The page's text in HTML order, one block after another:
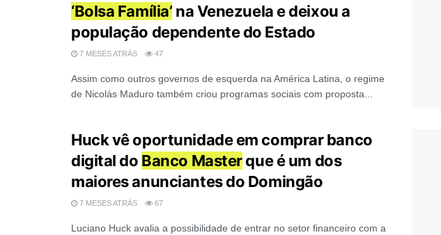
‘Bolsa Família’na Venezuela e deixou a
população dependente do Estado
7 MESES ATRÁS 47
Assim como outros governos de esquerda na América Latina, o regime
de Nicolás Maduro também criou programas sociais com proposta...
Huck vê oportunidade em comprar banco
digital do Banco Masterque é um dos
maiores anunciantes do Domingão
7 MESES ATRÁS 67
Luciano Huck avalia a possibilidade de entrar no setor financeiro com a